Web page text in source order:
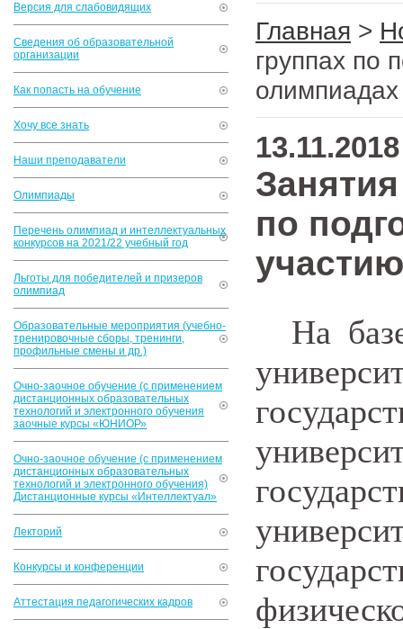
Версия для слабовидящих
Сведения об образовательной
организации
Как попасть на обучение
Хочу все знать
Наши преподаватели
Олимпиады
Перечень олимпиад и интеллектуальных
конкурсов на 2021/22 учебный год
Льготы для победителей и призеров
олимпиад
Образовательные мероприятия (учебно-
тренировочные сборы, тренинги,
профильные смены и др.)
Очно-заочное обучение (с применением
дистанционных образовательных
технологий и электронного обучения
заочные курсы «ЮНИОР»
Очно-заочное обучение (с применением
дистанционных образовательных
технологий и электронного обучения)
Дистанционные курсы «Интеллектуал»
Лекторий
Конкурсы и конференции
Аттестация педагогических кадров
Главная >
группах по
олимпиадах
13.11.2018
по
На базе